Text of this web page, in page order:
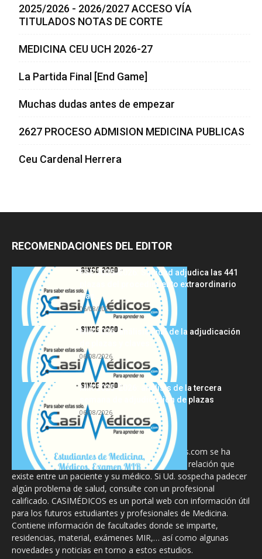
2025/2026 - 2026/2027 ACCESO VÍA
TITULADOS NOTAS DE CORTE
MEDICINA CEU UCH 2026-27
La Partida Final [End Game]
Muchas dudas antes de empezar
2627 PROCESO ADMISION MEDICINA PUBLICAS
Ceu Cardenal Herrera
RECOMENDACIONES DEL EDITOR
FSE 2025-2026: Sanidad adjudica las 441
plazas del procedimiento extraordinario
tras...
06/08/2026
MIR 2026: análisis final de la adjudicación
de plazas y claves...
06/08/2026
MIR 2025-2026: análisis de la tercera
semana de adjudicación de plazas
06/08/2026
La información proporcionada en CasiMedicos.com se ha
diseñado para complementar, no substituir, la relación que
existe entre un paciente y su médico. Si Ud. sospecha padecer
algún problema de salud, consulte con un profesional
calificado. CASIMÉDICOS es un portal web con información útil
para los futuros estudiantes y profesionales de Medicina.
Contiene información de facultades donde se imparte,
residencias, material, exámenes MIR,… así como algunas
novedades y noticias en torno a estos estudios.